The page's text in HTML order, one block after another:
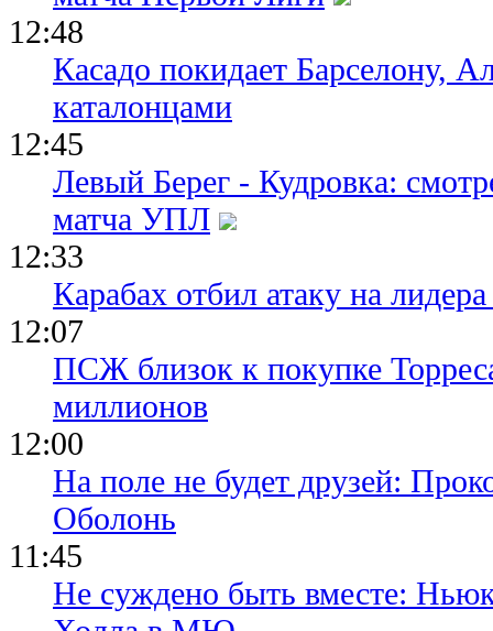
12:48
Касадо покидает Барселону,
каталонцами
12:45
Левый Берег - Кудровка:
матча УПЛ
12:33
Карабах отбил атаку на
12:07
ПСЖ близок к покупке
миллионов
12:00
На поле не будет друзей:
Оболонь
11:45
Не суждено быть вместе: